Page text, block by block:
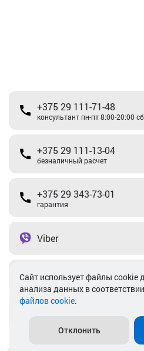
+375 29 111-71-48
консультант пн-пт 8:00-20:00
+375 29 111-13-04
безналичный расчет
+375 29 343-73-01
гарантия
Viber
Telegram
Cайт использует файлы cookie
анализа данных в
файлов cookie.
Отклонить